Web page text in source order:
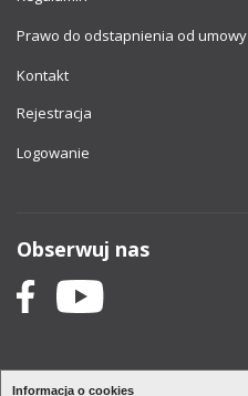
Informacja o cookies
Prawo do odstapnienia od umowy
Kontakt
Rejestracja
Logowanie
Obserwuj nas